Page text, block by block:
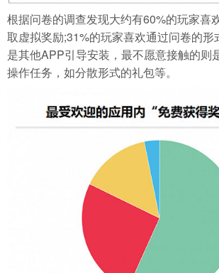
根据问卷的调查发现大约有60%的玩家喜
取虚拟奖励;31%的玩家喜欢通过问卷的形
是其他APP引导安装，最不愿意接触的则
操作任务，如分散形式的礼包等。